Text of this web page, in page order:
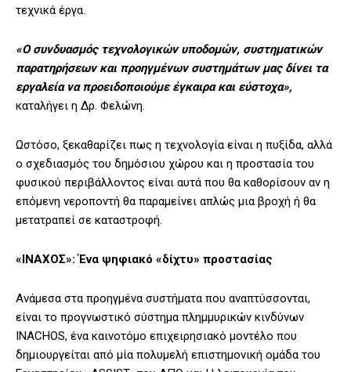
τεχνικά έργα.
«Ο συνδυασμός τεχνολογικών υποδομών, συστηματικών
παρατηρήσεων και προηγμένων συστημάτων μας δίνει τα
εργαλεία να προειδοποιούμε έγκαιρα και εύστοχα»,
καταλήγει η Δρ. Φελώνη.
Ωστόσο, ξεκαθαρίζει πως η τεχνολογία είναι η πυξίδα, αλλά
ο σχεδιασμός του δημόσιου χώρου και η προστασία του
φυσικού περιβάλλοντος είναι αυτά που θα καθορίσουν αν η
επόμενη νεροποντή θα παραμείνει απλώς μια βροχή ή θα
μετατραπεί σε καταστροφή.
«ΙΝΑΧΟΣ»: Ένα ψηφιακό «δίχτυ» προστασίας
Ανάμεσα στα προηγμένα συστήματα που αναπτύσσονται,
είναι το προγνωστικό σύστημα πλημμυρικών κινδύνων
INACHOS, ένα καινοτόμο επιχειρησιακό μοντέλο που
δημιουργείται από μία πολυμελή επιστημονική ομάδα του